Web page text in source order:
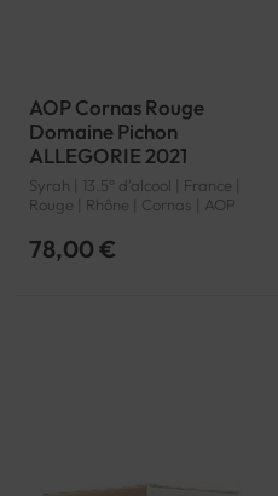
AOP Cornas Rouge
Domaine Pichon
ALLEGORIE 2021
Syrah | 13.5° d'alcool | France |
Rouge | Rhône | Cornas | AOP
78,00 €